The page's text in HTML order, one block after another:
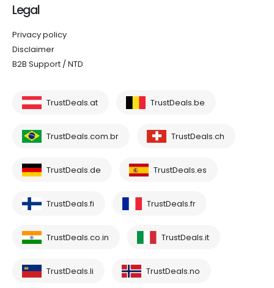
Legal
Privacy policy
Disclaimer
B2B Support / NTD
TrustDeals.at TrustDeals.be
TrustDeals.com.br TrustDeals.ch
TrustDeals.de TrustDeals.es
TrustDeals.fi TrustDeals.fr
TrustDeals.co.in TrustDeals.it
TrustDeals.li TrustDeals.no